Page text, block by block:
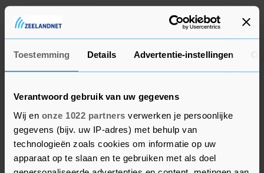
Toestemming Details Advertentie-instellingen
Verantwoord gebruik van uw gegevens
Wij en onze 1022 partners verwerken je persoonlijke
gegevens (bijv. uw IP-adres) met behulp van
technologieën zoals cookies om informatie op uw
apparaat op te slaan en te gebruiken met als doel
Ondernemingen in de sectoren die zwaarder zijn
getroffen door de coronacrisis lijken relatief wat
minder aandacht te hebben voor het welzijn van
hun medewerkers tijdens de pandemie. De
de cultuursector. Bouwbedrijven en zakelijk of
financieel dienstverleners hebben relatief meer
aandacht voor het welzijn van werknemers.